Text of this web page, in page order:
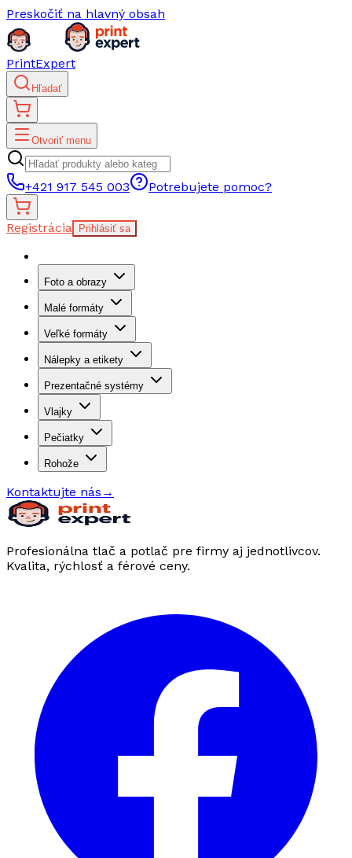
Preskočiť na hlavný obsah
PrintExpert
Hľadať
Otvoriť menu
+421 917 545 003 Potrebujete pomoc?
Registrácia Prihlásiť sa
Foto a obrazy
Malé formáty
Veľké formáty
Nálepky a etikety
Prezentačné systémy
Vlajky
Pečiatky
Rohože
Kontaktujte nás →
Profesionálna tlač a potlač pre firmy aj jednotlivcov.
Kvalita, rýchlosť a férové ceny.